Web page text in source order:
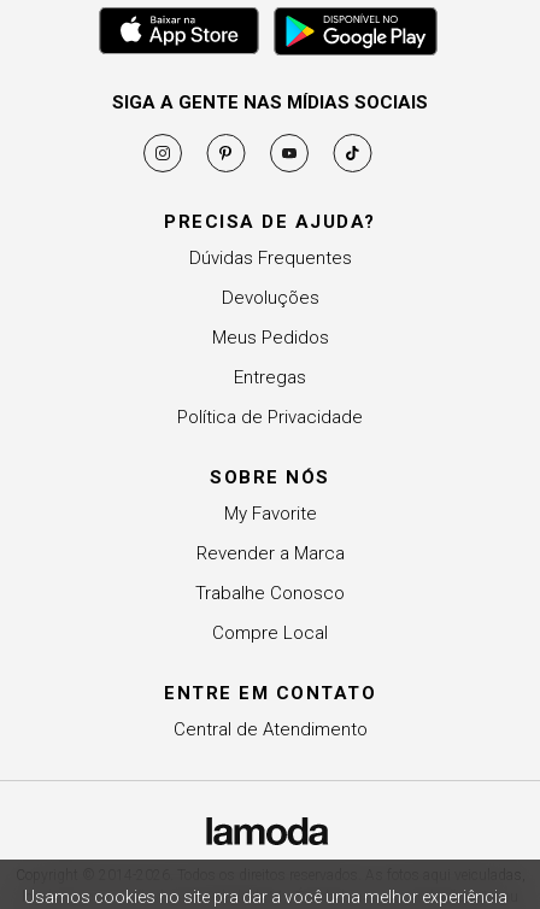
Usamos cookies no site pra dar a você uma melhor experiência
PRECISA DE AJUDA?
Dúvidas Frequentes
Devoluções
Meus Pedidos
Entregas
Política de Privacidade
SOBRE NÓS
My Favorite
Revender a Marca
Trabalhe Conosco
Compre Local
ENTRE EM CONTATO
Central de Atendimento
SIGA A GENTE NAS MÍDIAS SOCIAIS
logotipo e marca são de propriedade de My. É vedada a sua reprodução, total ou